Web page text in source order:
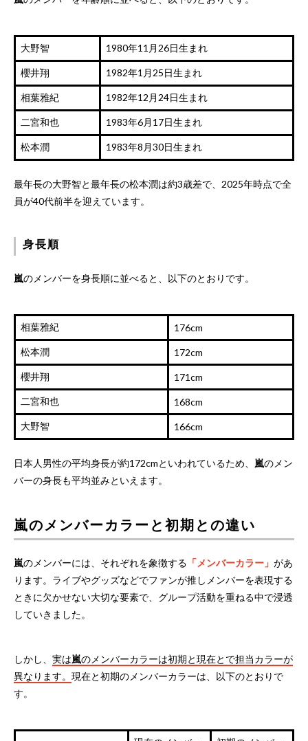
大野智 1980年11月26日生まれ
櫻井翔 1982年1月25日生まれ
相葉雅紀 1982年12月24日生まれ
二宮和也 1983年6月17日生まれ
松本潤 1983年8月30日生まれ
最年長の大野智と最年長の松本潤は約3歳差で、2025年時点で全
員が40代前半を迎えています。
身長順
嵐のメンバーを身長順に並べると、以下のとおりです。
相葉雅紀 176cm
松本潤 172cm
櫻井翔 171cm
二宮和也 168cm
大野智 166cm
日本人男性の平均身長が約172cmといわれているため、 嵐のメン
バーの身長も平均並みといえます。
嵐のメンバーカラーと初期との違い
嵐のメンバーには、それぞれを象徴する 「メンバーカラー」 があ
ります。ライブやグッズなどでファンが推しメンバーを表現する
ときに欠かせない大切な要素で、グループ活動を重ねる中で浸透
していきました。
しかし、 実は嵐のメンバーカラーは初期と現在とで担当カラーが
異なります。 現在と初期のメンバーカラーは、以下のとおりで
す。